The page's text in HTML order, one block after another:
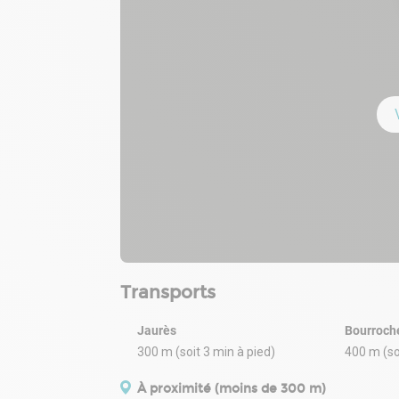
Transports
Jaurès
300 m (soit 3 min à pied)
400 m
À proximité (moins de 300 m)